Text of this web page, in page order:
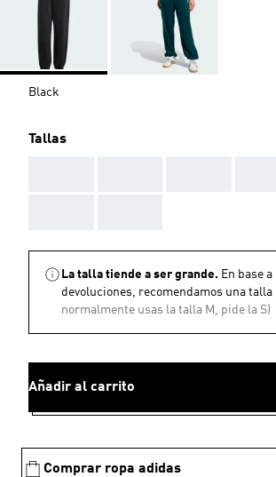
Black
Tallas
La talla tiende a ser grande. En base a
devoluciones, recomendamos una talla
normalmente usas la talla M, pide la S)
Añadir al carrito
Comprar ropa adidas